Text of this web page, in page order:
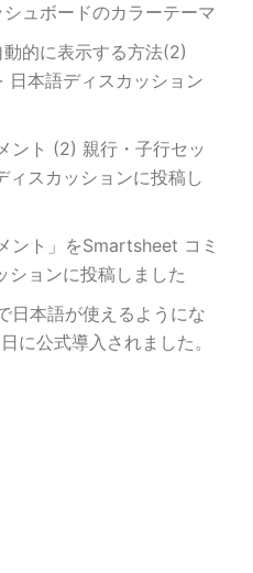
ュボードのカラーテーマ
動的に表示する方法(2)
日本語ディスカッション
ント (2) 親行・子行セッ
ィスカッションに投稿し
ント」をSmartsheet コミ
ションに投稿しました
日本語が使えるようにな
に公式導入されました。